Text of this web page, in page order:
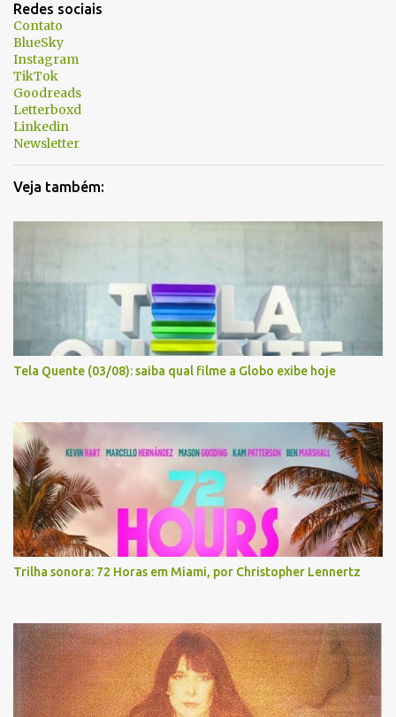
á
r
i
o
s
Redes sociais
Contato
BlueSky
Instagram
TikTok
Goodreads
Letterboxd
Linkedin
Newsletter
Veja também:
Tela Quente (03/08): saiba qual filme a Globo exibe hoje
Trilha sonora: 72 Horas em Miami, por Christopher Lennertz